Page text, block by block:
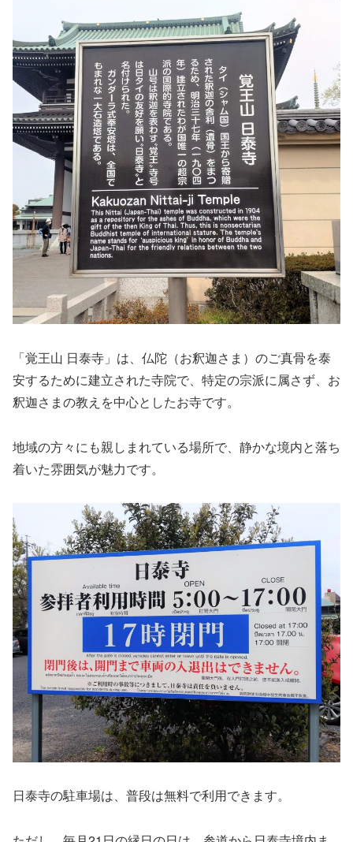
「覚王山 日泰寺」は、仏陀（お釈迦さま）のご真骨を泰
安するために建立された寺院で、特定の宗派に属さず、お
釈迦さまの教えを中心としたお寺です。
地域の方々にも親しまれている場所で、静かな境内と落ち
着いた雰囲気が魅力です。
日泰寺の駐車場は、普段は無料で利用できます。